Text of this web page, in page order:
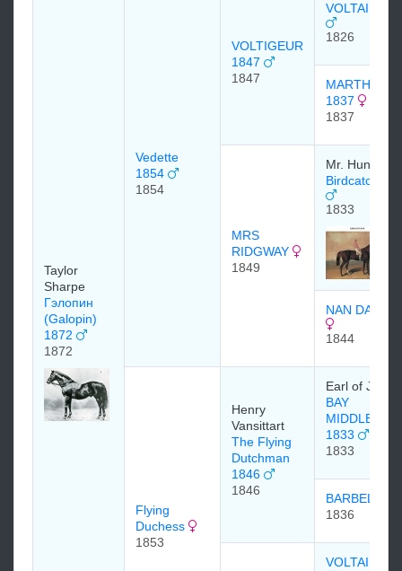
Taylor
Sharpe
Гэлопин
(Galopin)
1872
1872
Vedette
1854
1854
VOLTIGEUR
1847
1847
VOLTAIRE
1826
MARTHA
1837
1837
MRS
RIDGWAY
1849
Mr. Hunter
Birdcatcher
1833
NAN
1844
Flying
Duchess
1853
Henry
Vansittart
The Flying
Dutchman
1846
1846
Earl of
BAY
MIDDLETON
1833
1833
BARBELLE
1836
VOLTAIRE